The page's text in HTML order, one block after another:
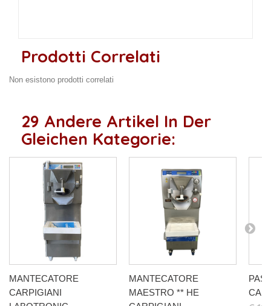
Prodotti Correlati
Non esistono prodotti correlati
29 Andere Artikel In Der
Gleichen Kategorie:
MANTECATORE
CARPIGIANI
MANTECATORE
MAESTRO ** HE